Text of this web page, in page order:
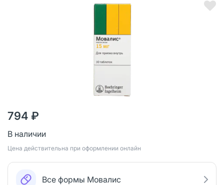
794 ₽
В наличии
Цена действительна при оформлении онлайн
Все формы Мовалис